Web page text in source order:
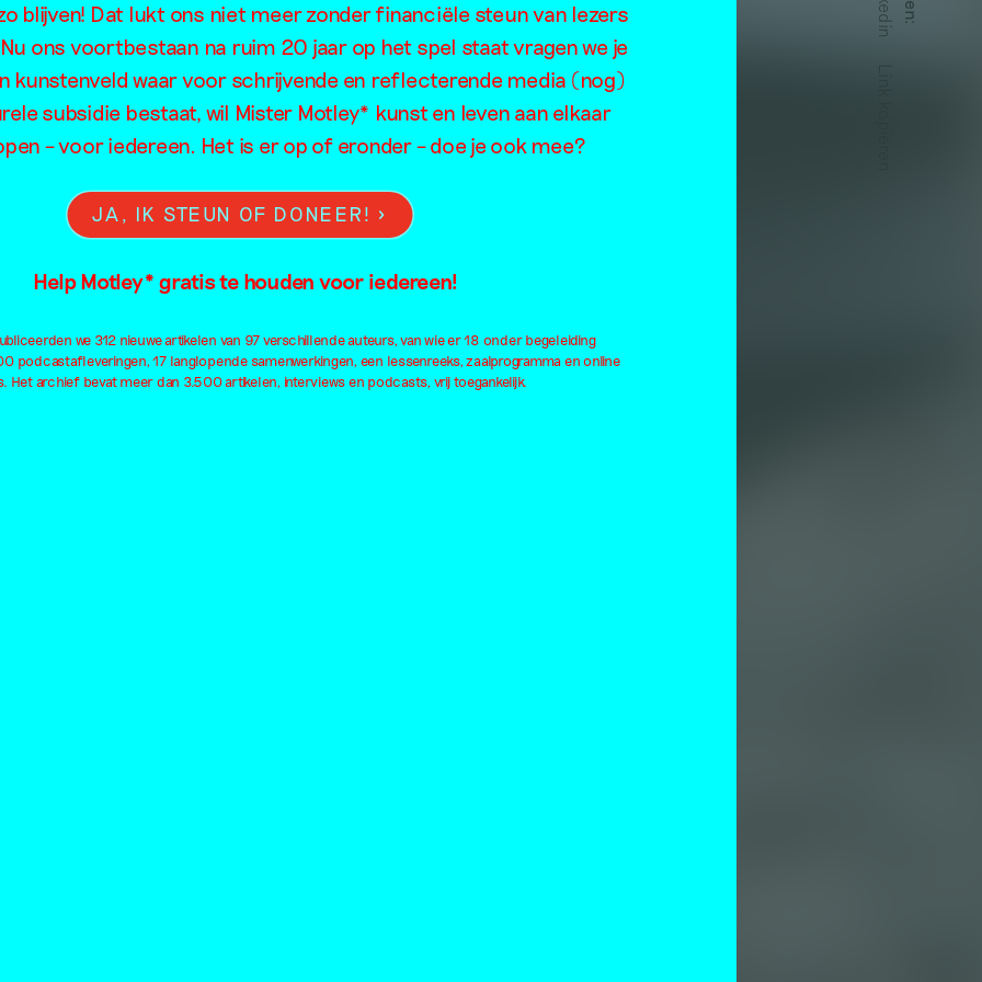
blijven! Dat lukt ons niet meer zonder financiële steun van lezers
ons voortbestaan na ruim 20 jaar op het spel staat vragen we je
kunstenveld waar voor schrijvende en reflecterende media (nog)
subsidie bestaat, wil Mister Motley* kunst en leven aan elkaar
– voor iedereen. Het is er op of eronder – doe je ook mee?
JA, IK STEUN OF DONEER!
Help Motley* gratis te houden voor iedereen!
we 312 nieuwe artikelen van 97 verschillende auteurs, van wie er 18 onder begeleiding
podcastafleveringen, 17 langlopende samenwerkingen, een lessenreeks, zaalprogramma en online
Het archief bevat meer dan 3.500 artikelen, interviews en podcasts, vrij toegankelijk.
Almarcegui
Emily Eliza
Scott
: